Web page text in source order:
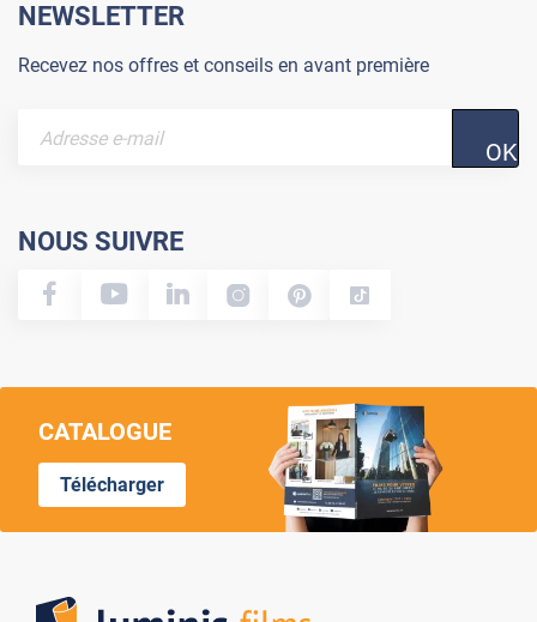
NEWSLETTER
Recevez nos offres et conseils en avant première
OK
NOUS SUIVRE
CATALOGUE
Télécharger